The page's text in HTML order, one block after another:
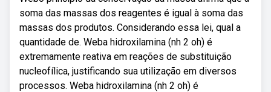
soma das massas dos reagentes é igual à soma das
massas dos produtos. Considerando essa lei, qual a
quantidade de. Weba hidroxilamina (nh 2 oh) é
extremamente reativa em reações de substituição
nucleofílica, justificando sua utilização em diversos
processos. Weba hidroxilamina (nh 2 oh) é